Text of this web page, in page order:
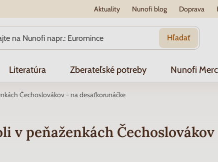
Aktuality Nunofi blog Doprava
Hľadať
Literatúra Zberateľské potreby Nunofi
Čechoslovákov - na desaťkorunáčke
v peňaženkách